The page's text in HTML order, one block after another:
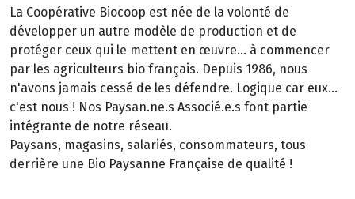
La Coopérative Biocoop est née de la volonté de
développer un autre modèle de production et de
protéger ceux qui le mettent en œuvre... à commencer
par les agriculteurs bio français. Depuis 1986, nous
n'avons jamais cessé de les défendre. Logique car eux...
c'est nous ! Nos Paysan.ne.s Associé.e.s font partie
intégrante de notre réseau.
Paysans, magasins, salariés, consommateurs, tous
derrière une Bio Paysanne Française de qualité !